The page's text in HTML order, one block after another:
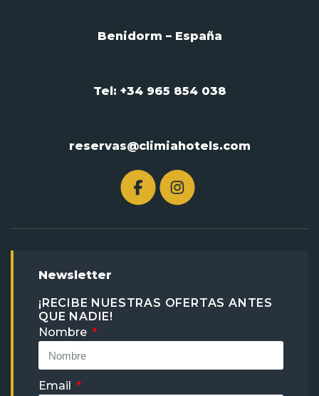
Benidorm – España
Tel: +34 965 854 038
reservas@climiahotels.com
Newsletter
¡RECIBE NUESTRAS OFERTAS ANTES
QUE NADIE!
Nombre
Email